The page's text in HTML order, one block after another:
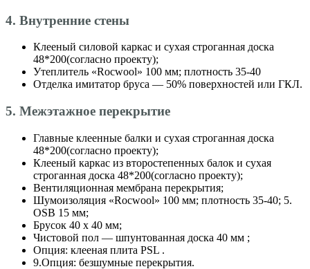
4. Внутренние стены
Клееный силовой каркас и сухая строганная доска
48*200(согласно проекту);
Утеплитель «Roсwool» 100 мм; плотность 35-40
Отделка имитатор бруса — 50% поверхностей или ГКЛ.
5. Межэтажное перекрытие
Главные клеенные балки и сухая строганная доска
48*200(согласно проекту);
Клееный каркас из второстепенных балок и сухая
строганная доска 48*200(согласно проекту);
Вентиляционная мембрана перекрытия;
Шумоизоляция «Roсwool» 100 мм; плотность 35-40; 5.
OSB 15 мм;
Брусок 40 х 40 мм;
Чистовой пол — шпунтованная доска 40 мм ;
Опция: клееная плита PSL .
9.Опция: безшумные перекрытия.